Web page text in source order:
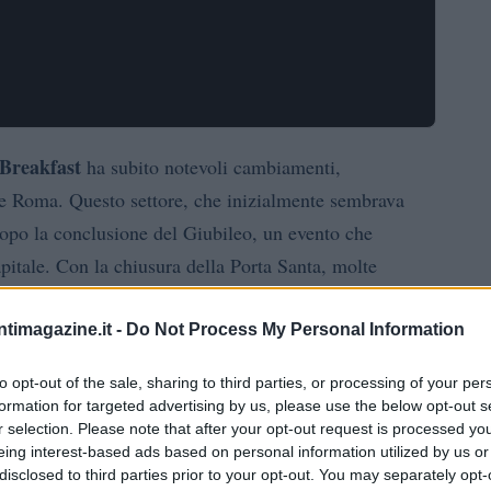
- Do Not Process My Personal Information
opt-out of the sale, sharing to third parties, or processing of your
for targeted advertising by us, please use the below opt-out
selection. Please note that after your opt-out request is processed
interest-based ads based on personal information utilized by us
to third parties prior to your opt-out. You may separately
ha subito notevoli cambiamenti,
Questo settore, che inizialmente sembrava
la conclusione del Giubileo, un evento che
Con la chiusura della Porta Santa, molte
di riprendere il loro utilizzo originale come
mercato
, il ha visto un incremento significativo nel
residenziali. Già nei primi mesi dell’anno, si